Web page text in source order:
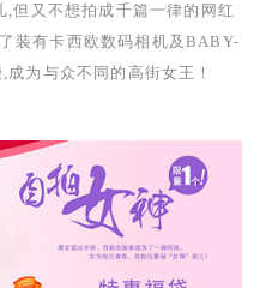
但又不想拍成千篇一律的网红
装有卡西欧数码相机及BABY-
为与众不同的高街女王！